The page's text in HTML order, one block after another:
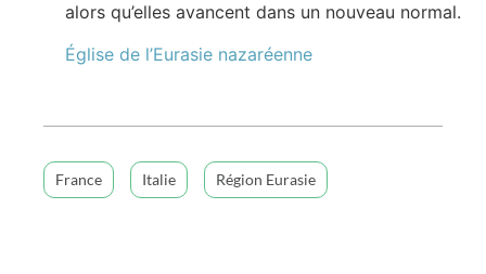
alors qu’elles avancent dans un nouveau normal.
Église de l’Eurasie nazaréenne
France Italie Région Eurasie